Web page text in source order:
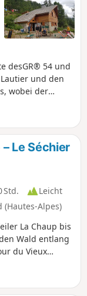
desGR® 54 und
und den
wobei der
und steilen
für dieerste
Verlauf
Le Séchier
Std.
Leicht
(Hautes-Alpes)
La Chaup bis
Wald entlang
du Vieux